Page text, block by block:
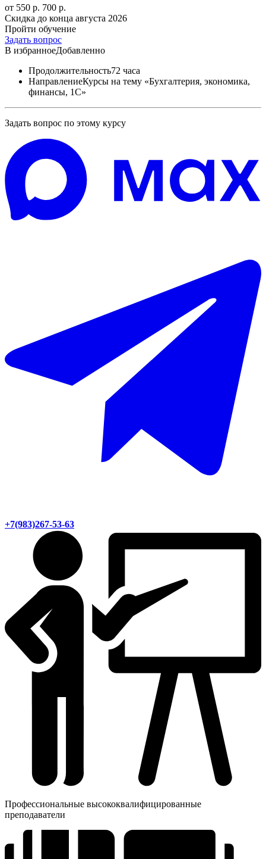
от 550 р. 700 р.
Скидка до конца августа 2026
Пройти обучение
Задать вопрос
В избранноеДобавленно
Продолжительность72 часа
НаправлениеКурсы на тему «Бухгалтерия, экономика,
финансы, 1С»
Задать вопрос по этому курсу
+7(983)267-53-63
Профессиональные высококвалифицированные
преподаватели